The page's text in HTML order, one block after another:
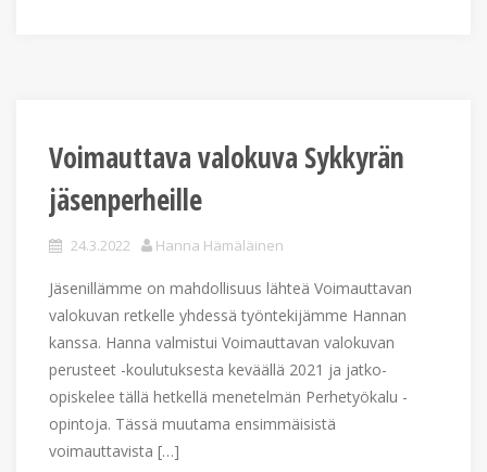
Voimauttava valokuva Sykkyrän
jäsenperheille
24.3.2022 Hanna Hämäläinen
Jäsenillämme on mahdollisuus lähteä Voimauttavan
valokuvan retkelle yhdessä työntekijämme Hannan
kanssa. Hanna valmistui Voimauttavan valokuvan
perusteet -koulutuksesta keväällä 2021 ja jatko-
opiskelee tällä hetkellä menetelmän Perhetyökalu -
opintoja. Tässä muutama ensimmäisistä
voimauttavista […]